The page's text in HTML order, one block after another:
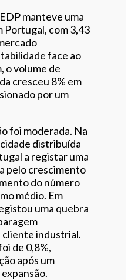
manteve uma
Portugal, com 3,43
face ao
o volume de
cresceu 8% em
por um
foi moderada. Na
distribuída
a registar uma
pelo crescimento
do número
médio. Em
uma quebra
cliente industrial.
de 0,8%,
após um